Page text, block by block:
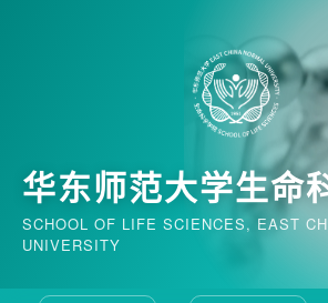
华东师范大学生命
SCHOOL OF LIFE SCIENCES, EAST
UNIVERSITY